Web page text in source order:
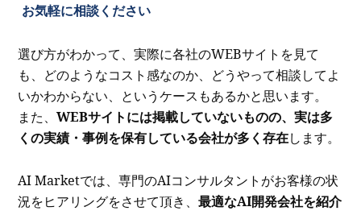
お気軽に相談ください
選び方がわかって、実際に各社のWEBサイトを見て
も、どのようなコスト感なのか、どうやって相談してよ
いかわからない、というケースもあるかと思います。
また、WEBサイトには掲載していないものの、実は多
くの実績・事例を保有している会社が多く存在します。
AI Marketでは、専門のAIコンサルタントがお客様の状
況をヒアリングをさせて頂き、最適なAI開発会社を紹介